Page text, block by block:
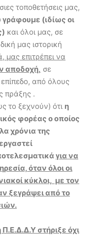
τοποθετήσεις μας,
γράφουμε (ιδίως οι
και όλοι μας, σε
μας ιστορική
μας επιτρέπει να
αποδοχή, σε
από όλους
πράξης .
το ξεχνούν) ότι η
φορέας ο οποίος
χρόνια της
για να
όταν όλοι οι
κύκλοι, με τον
ξεγράψει από το
Π.Ε.Δ.Δ.Υ στήριξε όχι